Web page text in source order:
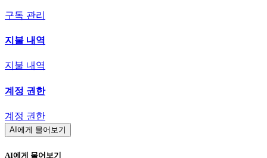
구독 관리
지불 내역
지불 내역
계정 권한
계정 권한
AI에게 물어보기
AI에게 물어보기